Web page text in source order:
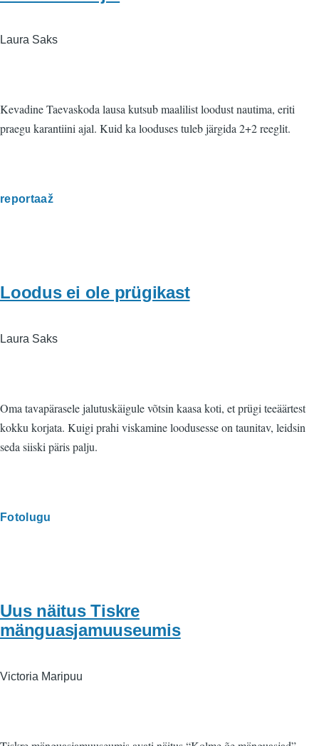
Laura Saks
Kevadine Taevaskoda lausa kutsub maalilist loodust nautima, eriti
praegu karantiini ajal. Kuid ka looduses tuleb järgida 2+2 reeglit.
reportaaž
Loodus ei ole prügikast
Laura Saks
Oma tavapärasele jalutuskäigule võtsin kaasa koti, et prügi teeäärtest
kokku korjata. Kuigi prahi viskamine loodusesse on taunitav, leidsin
seda siiski päris palju.
Fotolugu
Uus näitus Tiskre
mänguasjamuuseumis
Victoria Maripuu